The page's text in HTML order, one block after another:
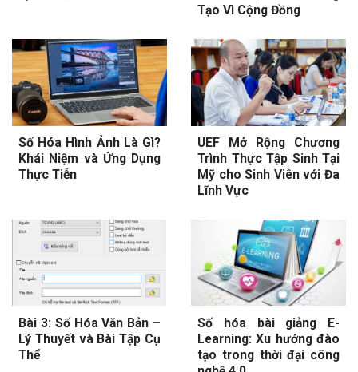
Tạo Vì Cộng Đồng
Số Hóa Hình Ảnh Là Gì?
Khái Niệm và Ứng Dụng
Thực Tiễn
UEF Mở Rộng Chương
Trình Thực Tập Sinh Tại
Mỹ cho Sinh Viên với Đa
Lĩnh Vực
Bài 3: Số Hóa Văn Bản –
Lý Thuyết và Bài Tập Cụ
Thể
Số hóa bài giảng E-
Learning: Xu hướng đào
tạo trong thời đại công